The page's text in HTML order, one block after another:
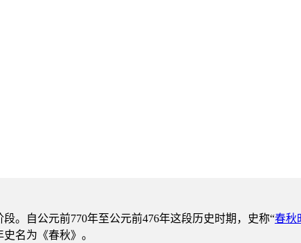
。自公元前770年至公元前476年这段历史时期，史称“春秋
名为《春秋》。